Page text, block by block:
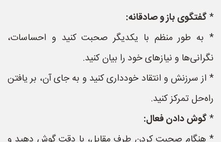
*گفتگوی باز و صادقانه:
* به طور منظم با یکدیگر صحبت کنید و احساسات،
نگرانی‌ها و نیازهای خود را بیان کنید.
* از سرزنش و انتقاد خودداری کنید و به جای آن، بر یافتن
راه‌حل تمرکز کنید.
*گوش دادن فعال: